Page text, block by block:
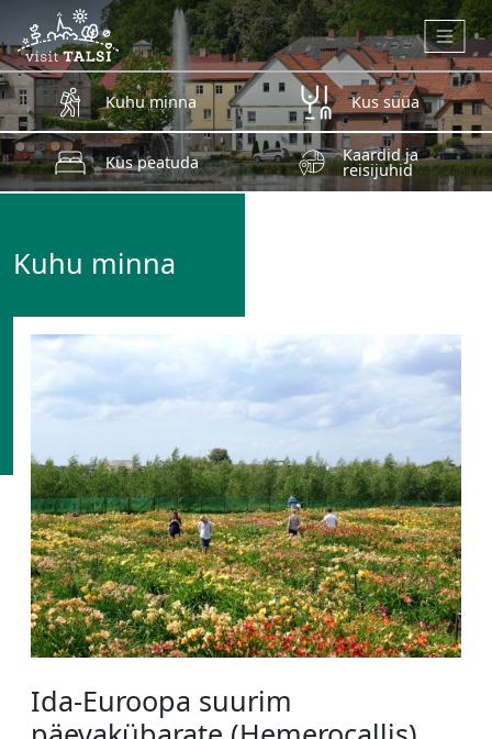
Skip to main content
Kuhu minna Kus süüa
Kus peatuda Kaardid ja
reisijuhid
Kuhu minna
Ida-Euroopa suurim